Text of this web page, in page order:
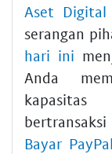
Aset Digital
serangan
hari ini
Anda
Bayar